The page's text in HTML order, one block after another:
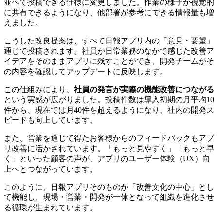
並べて投稿できる仕様に変更しました。作業の様子が視覚的
に共有できるようになり、他部署が参考にできる情報量も増
えました。
こうした改良提案は、すべて日報アプリ内の「意見・要望」
通じて投稿されます。社員が日常業務のなかで感じた改善ア
イデアをそのままアプリに残すことができ、開発チームがそ
の内容を確認してアップデートに反映します。
この仕組みにより、 社員の発言が実際の機能改善につながる
という実感が広がりました。投稿件数は導入初期の月平均10
件から、現在では月40件を超えるようになり、社内の開発ス
ピードも向上しています。
また、営業を通じて得たお客様からのフィードバックもアプ
リ改善に活かされています。「もっと見やすく」「もっと早
く」といった顧客の声が、アプリのユーザー体験（UX）向
上へとつながっています。
このように、日報アプリそのものが「改善文化の中心」とし
て機能し、現場・営業・開発が一体となって組織を進化させ
る循環が生まれています。